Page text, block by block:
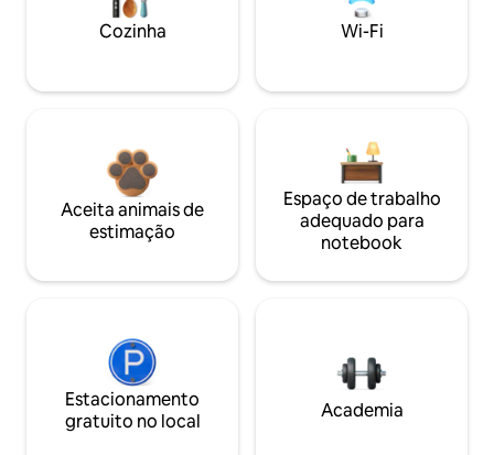
Cozinha Wi-Fi
Aceita animais de
estimação
Espaço de trabalho
adequado para
notebook
Estacionamento
gratuito no local
Academia